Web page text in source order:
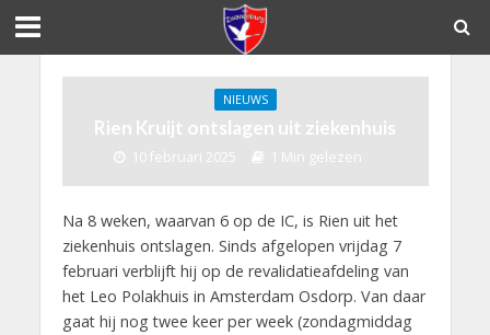
NIEUWS
Rien Kruijt ontslagen uit ziekenhuis
10 februari 2025 1 Min gelezen
Na 8 weken, waarvan 6 op de IC, is Rien uit het
ziekenhuis ontslagen. Sinds afgelopen vrijdag 7
februari verblijft hij op de revalidatieafdeling van
het Leo Polakhuis in Amsterdam Osdorp. Van daar
gaat hij nog twee keer per week (zondagmiddag